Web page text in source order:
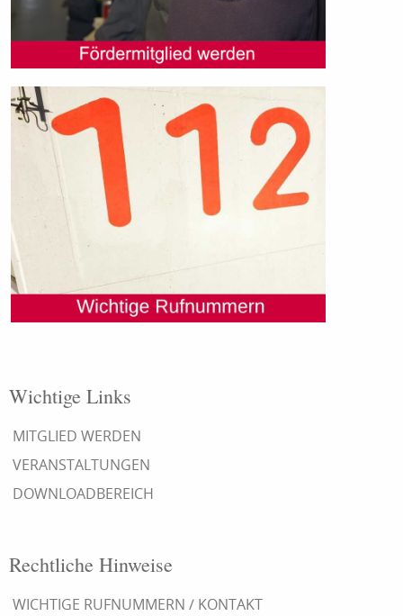
Wichtige Links
MITGLIED WERDEN
VERANSTALTUNGEN
DOWNLOADBEREICH
Rechtliche Hinweise
WICHTIGE RUFNUMMERN / KONTAKT